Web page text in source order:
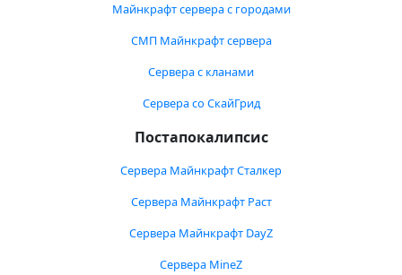
Майнкрафт сервера с городами
СМП Майнкрафт сервера
Сервера с кланами
Сервера со СкайГрид
Постапокалипсис
Сервера Майнкрафт Сталкер
Сервера Майнкрафт Раст
Сервера Майнкрафт DayZ
Сервера MineZ